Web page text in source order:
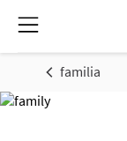
familia